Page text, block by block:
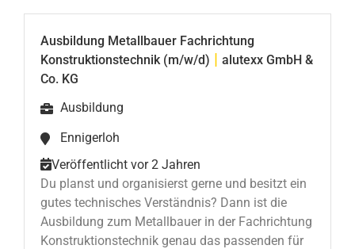
Ausbildung Metallbauer Fachrichtung
Konstruktionstechnik (m/w/d) | alutexx GmbH &
Co. KG
Ausbildung
Ennigerloh
Veröffentlicht vor 2 Jahren
Du planst und organisierst gerne und besitzt ein
gutes technisches Verständnis? Dann ist die
Ausbildung zum Metallbauer in der Fachrichtung
Konstruktionstechnik genau das passenden für